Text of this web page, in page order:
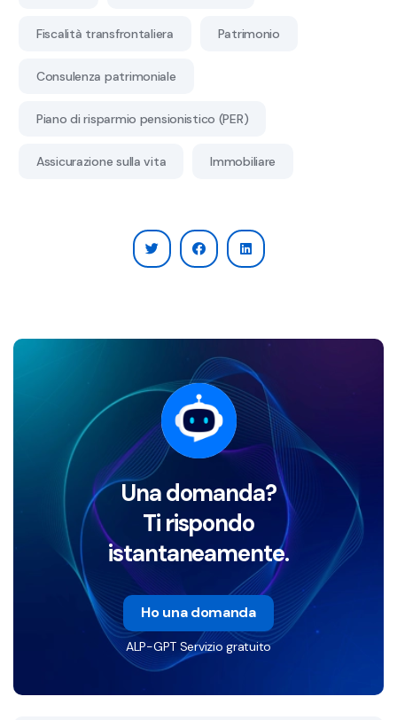
Fiscalità transfrontaliera Patrimonio
Consulenza patrimoniale
Piano di risparmio pensionistico (PER)
Assicurazione sulla vita Immobiliare
Una domanda?
Ti rispondo
istantaneamente.
Ho una domanda
ALP-GPT Servizio gratuito